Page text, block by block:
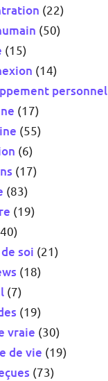
(22)
(50)
(15)
(14)
personnel
(17)
(55)
(6)
(17)
(83)
(19)
soi (21)
(18)
(7)
(19)
vraie (30)
de vie (19)
(73)